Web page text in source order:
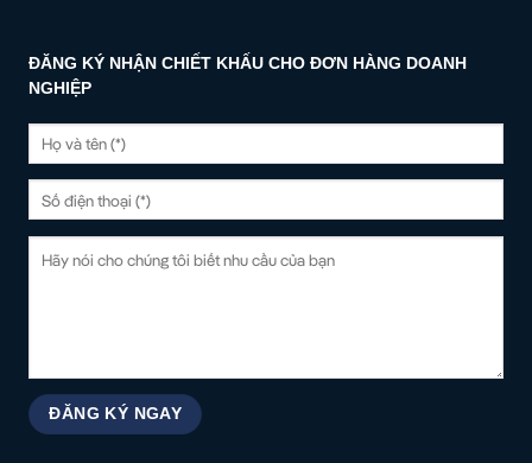
ĐĂNG KÝ NHẬN CHIẾT KHẤU CHO ĐƠN HÀNG DOANH
NGHIỆP